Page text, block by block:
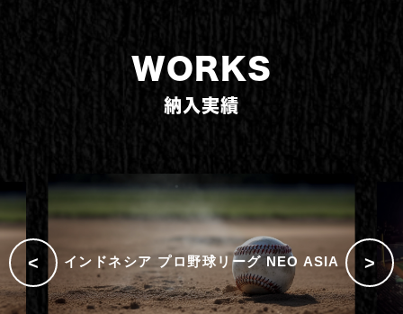
WORKS
納入実績
インドネシア プロ野球リーグ NEO ASIA